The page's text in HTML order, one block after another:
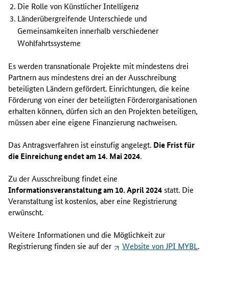
Die Rolle von Künstlicher Intelligenz
Länderübergreifende Unterschiede und
Gemeinsamkeiten innerhalb verschiedener
Wohlfahrtssysteme
Es werden transnationale Projekte mit mindestens drei
Partnern aus mindestens drei an der Ausschreibung
beteiligten Ländern gefördert. Einrichtungen, die keine
Förderung von einer der beteiligten Förderorganisationen
erhalten können, dürfen sich an den Projekten beteiligen,
müssen aber eine eigene Finanzierung nachweisen.
Das Antragsverfahren ist einstufig angelegt. Die Frist für
die Einreichung endet am 14. Mai 2024.
Zu der Ausschreibung findet eine
Informationsveranstaltung am 10. April 2024statt. Die
Veranstaltung ist kostenlos, aber eine Registrierung
erwünscht.
Weitere Informationen und die Möglichkeit zur
Registrierung finden sie auf der
Website von JPI MYBL .